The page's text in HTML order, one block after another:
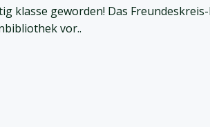
klasse geworden! Das
vor..